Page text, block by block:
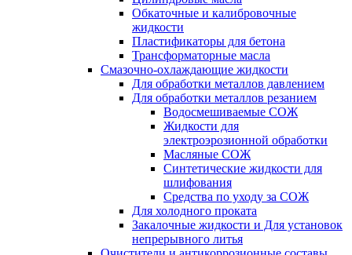
Обкаточные и калибровочные
жидкости
Пластификаторы для бетона
Трансформаторные масла
Смазочно-охлаждающие жидкости
Для обработки металлов давлением
Для обработки металлов резанием
Водосмешиваемые СОЖ
Жидкости для
электроэрозионной обработки
Масляные СОЖ
Синтетические жидкости для
шлифования
Средства по уходу за СОЖ
Для холодного проката
Закалочные жидкости и Для установок
непрерывного литья